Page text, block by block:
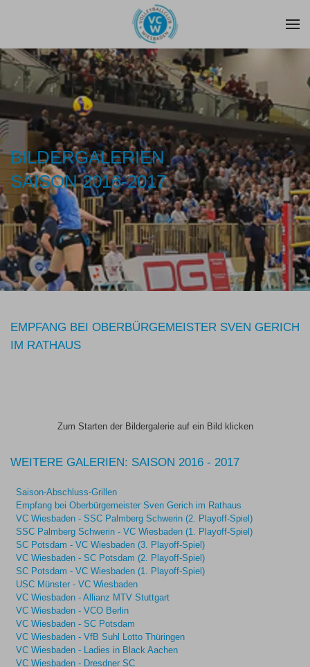
Zum Hauptinhalt springen
BILDERGALERIEN
SAISON 2016-2017
EMPFANG BEI OBERBÜRGEMEISTER SVEN GERICH
IM RATHAUS
Zum Starten der Bildergalerie auf ein Bild klicken
WEITERE GALERIEN: SAISON 2016 - 2017
Saison-Abschluss-Grillen
Empfang bei Oberbürgemeister Sven Gerich im Rathaus
VC Wiesbaden - SSC Palmberg Schwerin (2. Playoff-Spiel)
SSC Palmberg Schwerin - VC Wiesbaden (1. Playoff-Spiel)
SC Potsdam - VC Wiesbaden (3. Playoff-Spiel)
VC Wiesbaden - SC Potsdam (2. Playoff-Spiel)
SC Potsdam - VC Wiesbaden (1. Playoff-Spiel)
USC Münster - VC Wiesbaden
VC Wiesbaden - Allianz MTV Stuttgart
VC Wiesbaden - VCO Berlin
VC Wiesbaden - SC Potsdam
VC Wiesbaden - VfB Suhl Lotto Thüringen
VC Wiesbaden - Ladies in Black Aachen
VC Wiesbaden - Dresdner SC